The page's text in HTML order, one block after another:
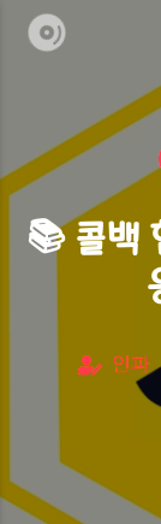
📚 콜백
인파